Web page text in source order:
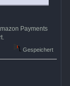
Payments
Gespeichert